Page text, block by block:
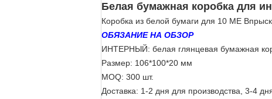
Белая бумажная коробка для
Коробка из белой бумаги для 10 МЕ
ОБЯЗАНИЕ НА ОБЗОР
ИНТЕРНЫЙ: белая глянцевая бумажная
Размер: 106*100*20 мм
MOQ: 300 шт.
Доставка: 1-2 дня для производства, 3-4